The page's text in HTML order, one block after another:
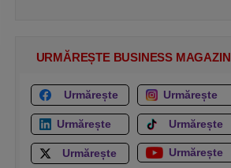
URMĂREȘTE BUSINESS MAGAZIN
Urmărește Urmărește
Urmărește Urmărește
Urmărește Urmărește